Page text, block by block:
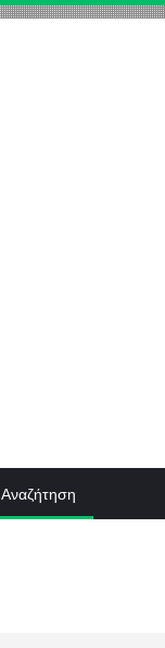
Αναζήτηση